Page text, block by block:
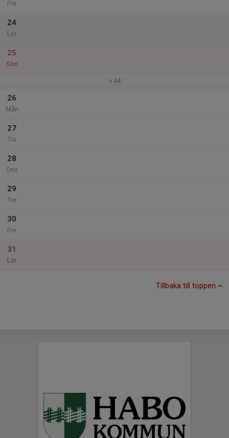
Fre
24
Lör
25
Sön
v.44
26
Mån
27
Tis
28
Ons
29
Tor
30
Fre
31
Lör
Tillbaka till toppen